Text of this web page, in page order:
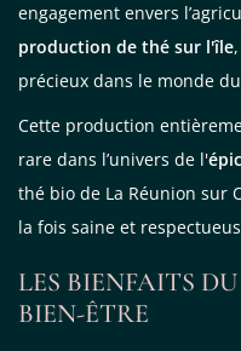
engagement envers
production de thé sur l'île
précieux dans le monde
Cette production
rare dans l’univers de l'
thé bio de La Réunion sur
la fois saine et
LES BIENFAITS
BIEN-ÊTRE